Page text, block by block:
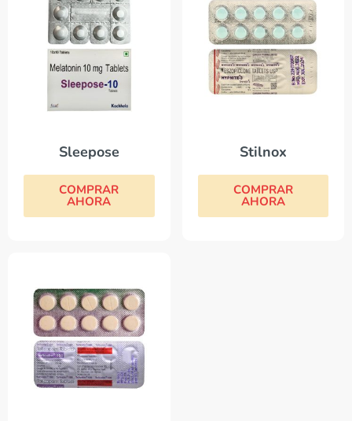
Sleepose
COMPRAR
AHORA
Stilnox
COMPRAR
AHORA